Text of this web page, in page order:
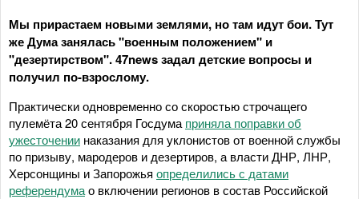
Мы прирастаем новыми землями, но там идут бои. Тут
же Дума занялась "военным положением" и
"дезертирством". 47news задал детские вопросы и
получил по-взрослому.
Практически одновременно со скоростью строчащего
пулемёта 20 сентября Госдума приняла поправки об
ужесточении наказания для уклонистов от военной службы
по призыву, мародеров и дезертиров, а власти ДНР, ЛНР,
Херсонщины и Запорожья определились с датами
референдумао включении регионов в состав Российской